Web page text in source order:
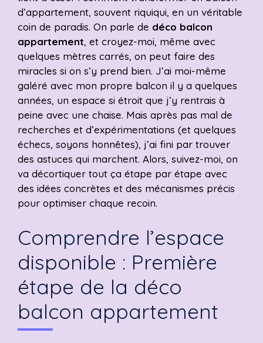
d’appartement, souvent riquiqui, en un véritable
coin de paradis. On parle de déco balcon
appartement, et croyez-moi, même avec
quelques mètres carrés, on peut faire des
miracles si on s’y prend bien. J’ai moi-même
galéré avec mon propre balcon il y a quelques
années, un espace si étroit que j’y rentrais à
peine avec une chaise. Mais après pas mal de
recherches et d’expérimentations (et quelques
échecs, soyons honnêtes), j’ai fini par trouver
des astuces qui marchent. Alors, suivez-moi, on
va décortiquer tout ça étape par étape avec
des idées concrètes et des mécanismes précis
pour optimiser chaque recoin.
Comprendre l’espace
disponible : Première
étape de la déco
balcon appartement